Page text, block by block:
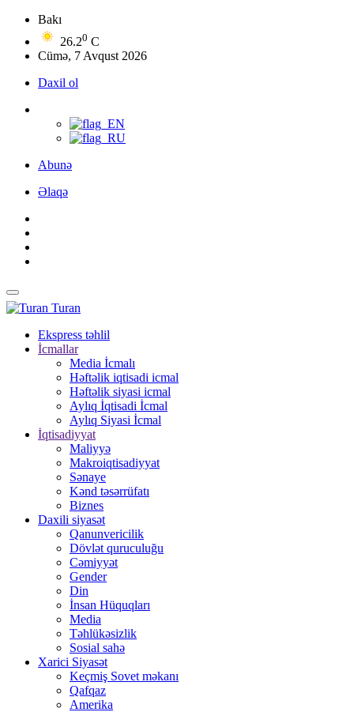
Bakı
26.20 C
Cümə, 7 Avqust 2026
Daxil ol
Abunə
Əlaqə
Turan
Ekspress təhlil
İcmallar
Media İcmalı
Həftəlik iqtisadi icmal
Həftəlik siyasi icmal
Aylıq İqtisadi İcmal
Aylıq Siyasi İcmal
İqtisadiyyat
Maliyyə
Makroiqtisadiyyat
Sənaye
Kənd təsərrüfatı
Biznes
Daxili siyasət
Qanunvericilik
Dövlət quruculuğu
Cəmiyyət
Gender
Din
İnsan Hüquqları
Media
Təhlükəsizlik
Sosial sahə
Xarici Siyasət
Keçmiş Sovet məkanı
Qafqaz
Amerika